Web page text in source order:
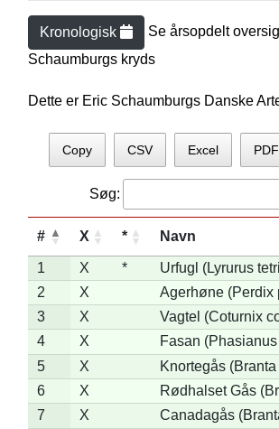
Kronologisk Se årsopdelt
Schaumburgs kryds
Dette er Eric Schaumburgs Danske
Copy CSV Excel PDF
Søg:
# X * Navn
1 X *
Urfugl (Lyrurus
2
X
Agerhøne (Perdix
3
X
Vagtel (Coturnix
4
X
Fasan
5
X
Knortegås
6
X
Rødhalset Gås
7
X
Canadagås